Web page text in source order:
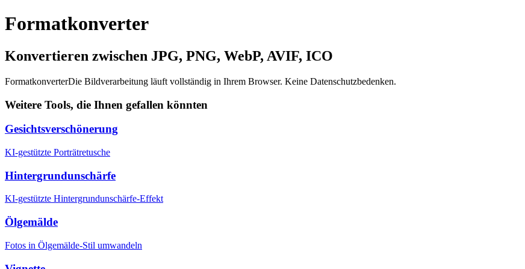
Formatkonverter
Konvertieren zwischen JPG, PNG, WebP, AVIF, ICO
FormatkonverterDie Bildverarbeitung läuft vollständig in Ihrem Browser. Keine Datenschutzbedenken.
Weitere Tools, die Ihnen gefallen könnten
Gesichtsverschönerung
KI-gestützte Porträtretusche
Hintergrundunschärfe
KI-gestützte Hintergrundunschärfe-Effekt
Ölgemälde
Fotos in Ölgemälde-Stil umwandeln